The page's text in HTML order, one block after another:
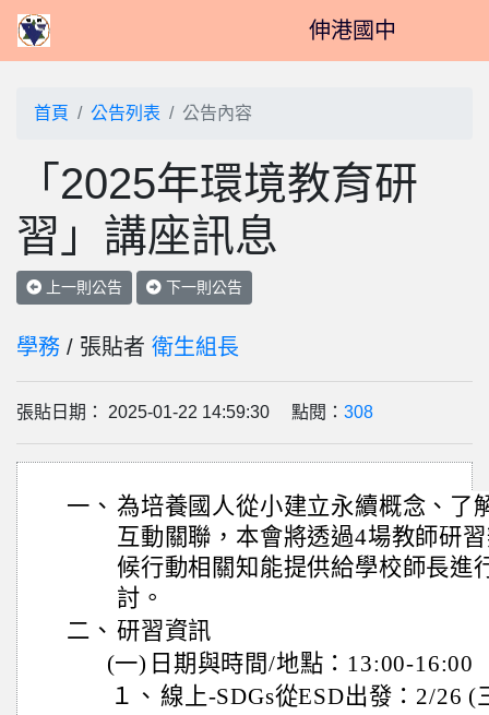
伸港國中
首頁 公告列表 公告內容
「2025年環境教育研
習」講座訊息
上一則公告 下一則公告
學務 / 張貼者 衛生組長
張貼日期： 2025-01-22 14:59:30 點閱： 308
一、 為培養國人從小建立永續概念、了
互動關聯，本會將透過4場教師研
候行動相關知能提供給學校師長進
討。
二、 研習資訊
(一) 日期與時間/地點：13:00-16:00
１、 線上-SDGs從ESD出發：2/26 (